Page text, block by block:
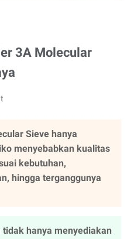
3A Molecular
Sieve hanya
menyebabkan kualitas
kebutuhan,
hingga terganggunya
hanya menyediakan